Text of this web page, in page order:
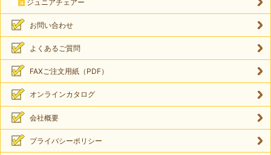
ジュニアチェアー
お問い合わせ
よくあるご質問
FAXご注文用紙（PDF）
オンラインカタログ
会社概要
プライバシーポリシー